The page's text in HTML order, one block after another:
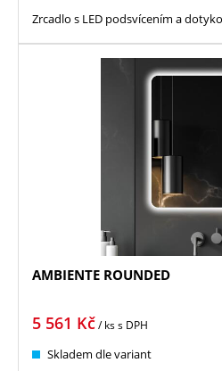
Zrcadlo s LED podsvícením a
AMBIENTE ROUNDED
5 561 Kč/ kss DPH
Skladem dle variant